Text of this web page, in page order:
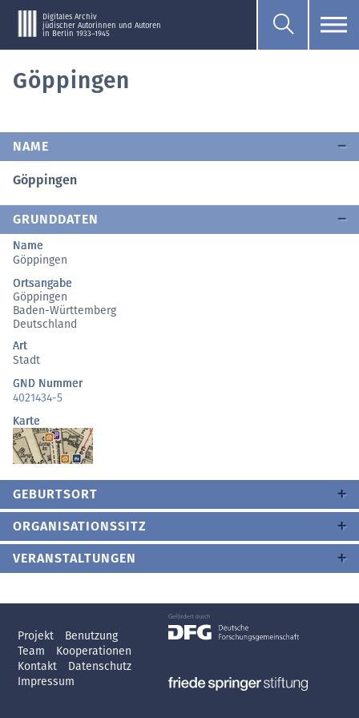
Digitales Archiv
jüdischer Autorinnen und Autoren
in Berlin 1933–1945
Göppingen
NAME
Göppingen
GRUNDDATEN
Name
Göppingen
Ortsangabe
Göppingen
Baden-Württemberg
Deutschland
Art
Stadt
GND Nummer
4021434-5
Karte
GEBURTSORT
ORGANISATIONSSITZ
VERANSTALTUNGEN
Projekt
Benutzung
Team
Kooperationen
Kontakt
Datenschutz
Impressum